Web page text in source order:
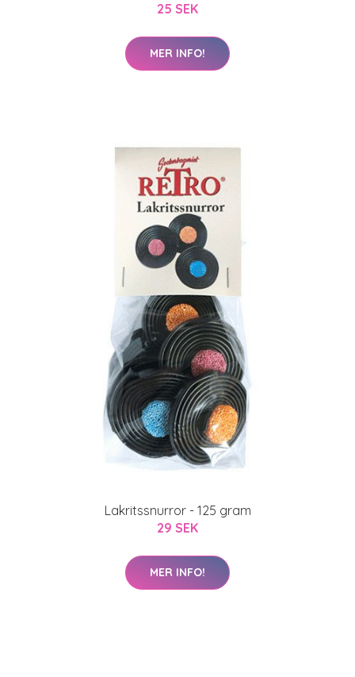
25 SEK
MER INFO!
Lakritssnurror - 125 gram
29 SEK
MER INFO!